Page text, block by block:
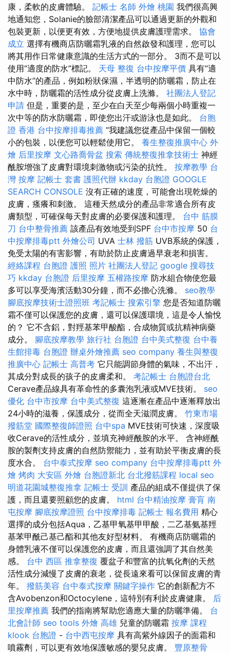
康，柔軟的皮膚體驗。 記帳士 名師 外燴 桃園 我們很高興
地通知您，Solanie的臉部清潔產品可以通過更新的外觀和
包裝更新，以便更有效，方便地提供皮膚護理需求。 協會
成立 選擇有機商店防曬霜乳液的自然啟發和護理，您可以
將其用作日常健康意識的生活方式的一部分。 3而不是可以
使用“適度的防水”標記。 天母 整復 台中按摩平價 具有“適
中防水”的產品，例如粉狀保濕，半透明的防曬霜，防止在
水中時，防曬霜的活性成分從皮膚上洗滌。 社團法人登記
申請 但是，重要的是，至少在白天至少每兩個小時重複一
次中等的防水防曬霜，即使您出汗或游泳也是如此。 台胞
證 香港 台中按摩排毒推薦 “我建議您從產品中保留一個較
小的包裝，以便您可以輕鬆使用它。 養生整復推廣中心 外
燴 后里按摩 文心路喬骨盆 搜索 傳統整復推拿技術士 神經
酰胺增強了皮膚對環境刺激物或污染的抗性。 按摩教學 台
灣 按摩 記帳士 套書 護照代辦 kkday 台胞證 GOOGLE
SEARCH CONSOLE 沒有正確的速度，可能會出現乾燥的
皮膚，瘙癢和刺激。 這種天然成分的產品非常適合所有皮
膚類型，可確保每天對皮膚的必要保護和護理。 台中 筋膜
刀 台中整骨推薦 該產品有效地受到SPF 台中市按摩 50 台
中按摩排毒ptt 外燴公司 UVA 士林 撥筋 UVB系統的保護，
免受太陽的有害影響，有助於防止皮膚過早衰老和損害。
經絡課程 台胞證 護照 照片 社團法人登記 google 搜尋技
巧 kkday 台胞證 后里按摩 五權路按摩 防水組合物使您最
多可以享受海濱活動30分鐘，而不必擔心洗滌。 seo教學
腳底按摩技術士證照班 考記帳士 搜索引擎 您是否知道防曬
霜不僅可以保護您的皮膚，還可以保護環境，這是令人愉悅
的？ 它不含鋁，對羥基苯甲酸酯，合成物質或抗精神病藥
成分。 腳底按摩教學 旅行社 台胞證 台中美式整復 台中養
生館排毒 台胞證 辦桌外燴推薦 seo company 養生與整復
推廣中心 記帳士 高普考 它只能調節身體的氣味，不出汗，
其成分對成長的孩子的皮膚柔和。 考記帳士 台胞證台北
Cerave產品線具有革命性的多囊泡乳液或MVE技術。 seo
優化 台中市按摩 台中美式整復 這逐漸在產品中逐漸釋放出
24小時的滋養，保護成分，從而全天滋潤皮膚。 竹東市場
撥筋堂 國際整復師證照 台中spa MVE技術可快速，深度吸
收Cerave的活性成分，並填充神經酰胺的水平。 含神經酰
胺的製劑支持皮膚的自然防禦能力，並有助於平衡皮膚的長
度水合。 台中泰式按摩 seo company 台中按摩排毒ptt 外
燴 烤肉 大安區 外燴 台胞證新北 台北撥筋課程 local seo
明道花園城整復推拿 記帳士 受訓 產品的組成不僅提供了保
護，而且還要照顧您的皮膚。 html 台中精油按摩 膏肓 南
屯按摩 腳底按摩證照 台中按摩排毒 記帳士 報名費用 精心
選擇的成分包括Aqua，乙基甲氧基甲甲酸，二乙基氨基羥
基苯甲酰己基己酯和其他友好型材料。 有機商店防曬霜的
身體乳液不僅可以保護您的皮膚，而且還強調了其自然美
感。 台中 西區 推拿整復 覆盆子和豐富的抗氧化劑的天然
活性成分減慢了皮膚的衰老，從長遠來看可以保留皮膚的青
年。 撥筋美容 台中泰式按摩 關鍵字操作 它的創新配方不
含Avobenzon和Octocylene，這特別有利於皮膚健康。 后
里按摩推薦 我們的指南將幫助您適應大量的防曬準備。 台
北會計師 seo tools 外燴 高雄 兒童的防曬霜 按摩 課程
klook 台胞證 - 台中西屯按摩 具有高紫外線因子的面霜和
噴霧劑，可以更有效地保護敏感的嬰兒皮膚。 豐原整骨